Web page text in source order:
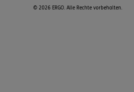
© 2026 ERGO. Alle Rechte vorbehalten.